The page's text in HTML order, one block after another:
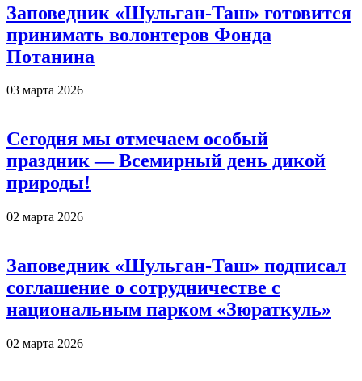
Заповедник «Шульган-Таш» готовится
принимать волонтеров Фонда
Потанина
03 марта 2026
Сегодня мы отмечаем особый
праздник — Всемирный день дикой
природы!
02 марта 2026
Заповедник «Шульган-Таш» подписал
соглашение о сотрудничестве с
национальным парком «Зюраткуль»
02 марта 2026